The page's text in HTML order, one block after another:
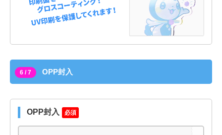
6 / 7 OPP封入
OPP封入 必須